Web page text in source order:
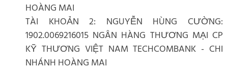
HOÀNG MAI
TÀI KHOẢN 2: NGUYỄN HÙNG CƯỜNG:
1902.0069216015 NGÂN HÀNG THƯƠNG MẠI CP
KỸ THƯƠNG VIỆT NAM TECHCOMBANK - CHI
NHÁNH HOÀNG MAI